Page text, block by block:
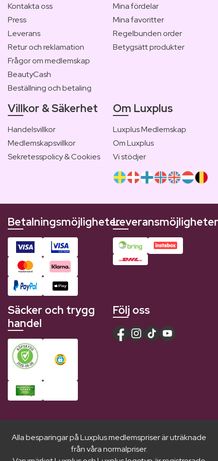
Kontakta oss
Press
Leverans
Retur och reklamation
Frågor om medlemskap
BeautyCash
Beställning och betaling
Mina fördelar
Mina favoritter
Regelbunden order
Betygsätt produkter
Villkor & Säkerhet
Handelsvillkor
Medlemskapsvillkor
Sekretesspolicy & Cookies
Om Luxplus
Luxplus Medlemskap
Om Luxplus
Vi stödjer
BetalningsmöjligheterLeveransmöjligheter
Säcker och trygg
handel
Följ oss
Alla besparingar på Luxplus medlemspriser är uträknade
från våra normalpriser.